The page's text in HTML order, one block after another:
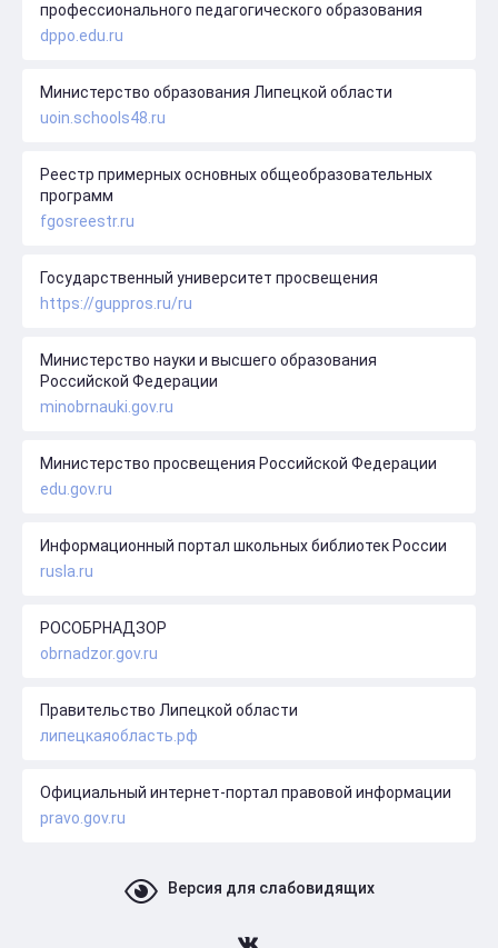
профессионального педагогического образования
dppo.edu.ru
Министерство образования Липецкой области
uoin.schools48.ru
Реестр примерных основных общеобразовательных
программ
fgosreestr.ru
Государственный университет просвещения
https://guppros.ru/ru
Министерство науки и высшего образования
Российской Федерации
minobrnauki.gov.ru
Министерство просвещения Российской Федерации
edu.gov.ru
Информационный портал школьных библиотек России
rusla.ru
РОСОБРНАДЗОР
obrnadzor.gov.ru
Правительство Липецкой области
липецкаяобласть.рф
Официальный интернет-портал правовой информации
pravo.gov.ru
Версия для слабовидящих